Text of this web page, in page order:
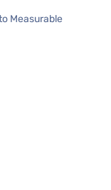
Measurable